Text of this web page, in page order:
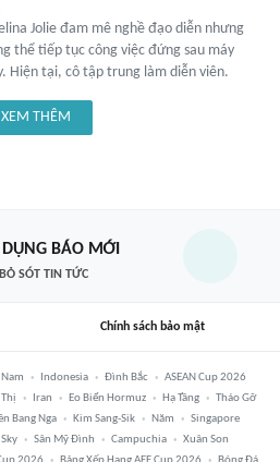
Jolie đam mê nghề đạo diễn nhưng
thể tiếp tục công việc đứng sau máy
Hiện tại, cô tập trung làm diễn viên.
XEM THÊM
BÁO MỚI
SÓT TIN TỨC
Chính sách bảo mật
Indonesia Đình Bắc
ASEAN Cup 2026
Iran Eo Biển Hormuz Hạ Tầng
Tháo Gỡ
Bang Nga Kim Sang-Sik Năm
Singapore
Sân Mỹ Đình Campuchia
Xuân Son